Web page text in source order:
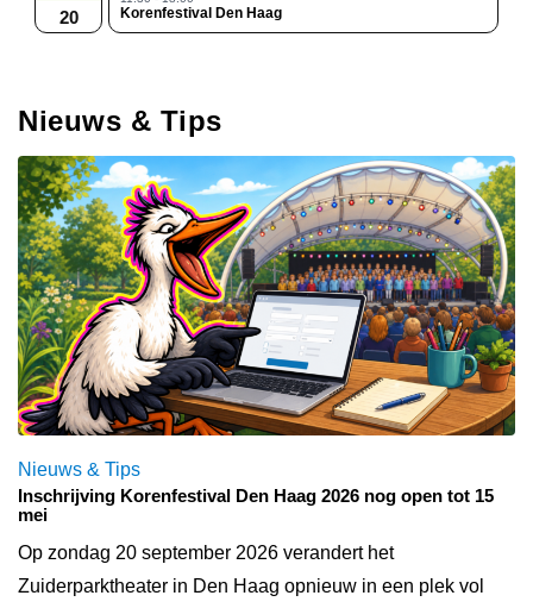
20 Korenfestival Den Haag
Nieuws & Tips
Nieuws & Tips
Inschrijving Korenfestival Den Haag 2026 nog open tot 15
mei
Op zondag 20 september 2026 verandert het
Zuiderparktheater in Den Haag opnieuw in een plek vol